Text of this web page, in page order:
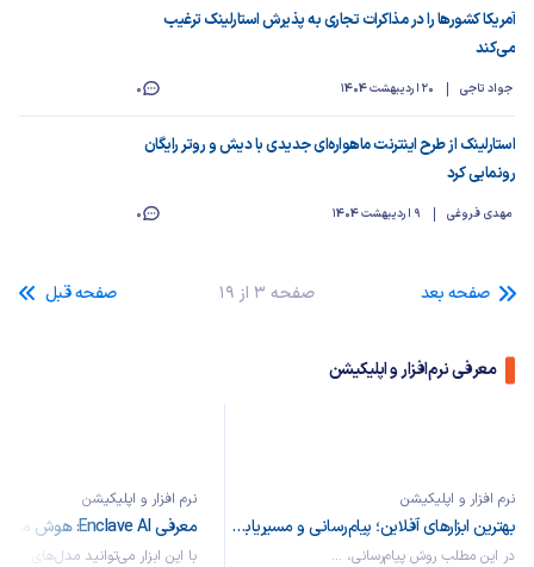
آمریکا کشورها را در مذاکرات تجاری به پذیرش استارلینک ترغیب
می‌کند
جواد تاجی 0 20 اردیبهشت 1404
استارلینک از طرح اینترنت ماهواره‌ای جدیدی با دیش و روتر رایگان
رونمایی کرد
مهدی فروغی 0 9 اردیبهشت 1404
صفحه قبل صفحه 3 از 19 صفحه بعد
معرفی نرم‌افزار و اپلیکیشن
نرم افزار و اپلیکیشن
بهترین ابزارهای آفلاین؛ پیام‌رسانی و مسیریابی بدون نیاز به اینترنت
در این مطلب روش پیام‌رسانی، ...
نرم افزار و اپلیکیشن
با این ابزار می‌توانید مدل‌های ...